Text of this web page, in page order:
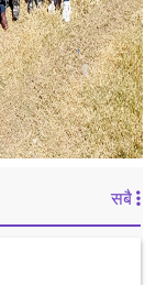
सबै